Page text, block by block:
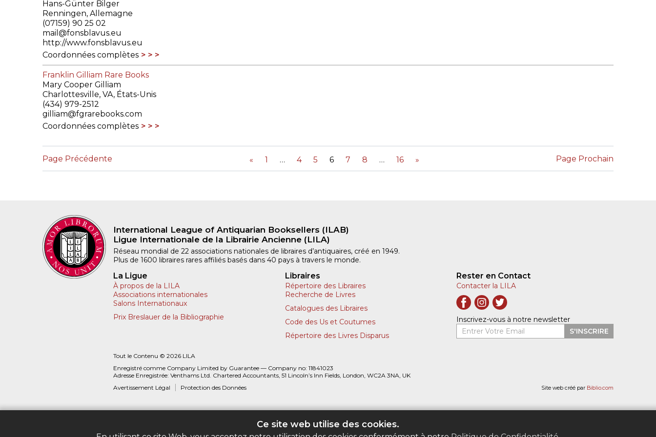
Ce site web utilise des cookies.
Hans-Günter Bilger
Renningen, Allemagne
(07159) 90 25 02
mail@fonsblavus.eu
http://www.fonsblavus.eu
Coordonnées complètes
Franklin Gilliam Rare Books
Mary Cooper Gilliam
Charlottesville, VA, États-Unis
(434) 979-2512
gilliam@fgrarebooks.com
Coordonnées complètes
Page Précédente « 1 4 5 6 7 8 16 » Page Prochain
International League of Antiquarian Booksellers (ILAB)
Ligue Internationale de la Librairie Ancienne (LILA)
Réseau mondial de 22 associations nationales de libraires d’antiquaires, créé en 1949.
Plus de 1600 libraires rares affiliés basés dans 40 pays à travers le monde.
La Ligue
À propos de la LILA
Associations internationales
Salons Internationaux
Prix Breslauer de la Bibliographie
Libraires
Répertoire des Libraires
Recherche de Livres
Catalogues des Libraires
Code des Us et Coutumes
Répertoire des Livres Disparus
Rester en Contact
Contacter la LILA
Inscrivez-vous à notre newsletter
Entrer Votre Email
S'INSCRIRE
Tout le Contenu © 2026 LILA
Enregistré comme Company Limited by Guarantee — Company no: 11841023
Adresse Enregistrée: Venthams Ltd. Chartered Accountants, 51 Lincoln’s Inn Fields, London, WC2A 3NA, UK
Avertissement Légal
Protection des Données Site web créé par Biblio.com